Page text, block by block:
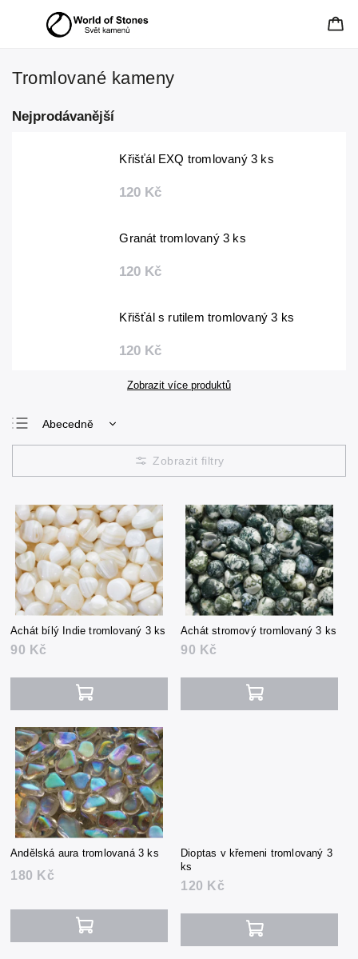
Tromlované kameny
Nejprodávanější
Křišťál EXQ tromlovaný 3 ks
120 Kč
Granát tromlovaný 3 ks
120 Kč
Křišťál s rutilem tromlovaný 3 ks
120 Kč
Zobrazit více produktů
Abecedně
Nejlevnější
Nejdražší
Achát bílý Indie tromlovaný 3 ks
90 Kč
Achát stromový tromlovaný 3 ks
90 Kč
Andělská aura tromlovaná 3 ks
180 Kč
Dioptas v křemeni tromlovaný 3
ks
120 Kč